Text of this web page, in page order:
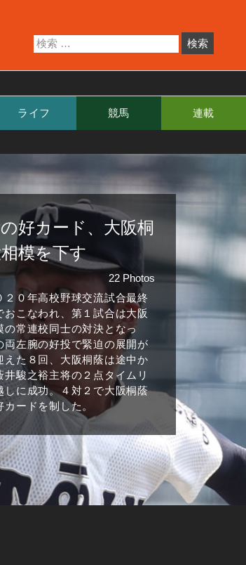
ライフ 競馬 連載
好カード、大阪桐
模を下す
22 Photos
２０年高校野球交流試合最終
おこなわれ、第１試合は大阪
の常連校同士の対決となっ
両左腕の好投で緊迫の展開が
えた８回、大阪桐蔭は途中か
井駿之裕主将の２点タイムリ
しに成功。４対２で大阪桐蔭
ードを制した。